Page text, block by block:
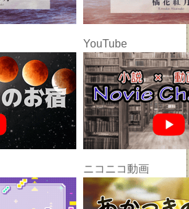
YouTube
ニコニコ動画